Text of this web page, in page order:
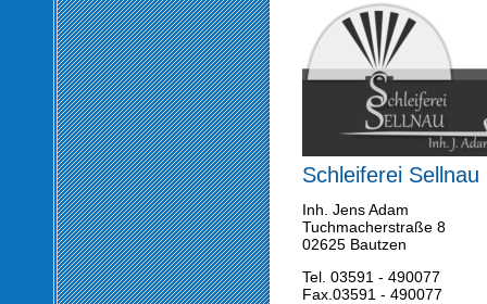
Schleiferei Sellnau
Inh. Jens Adam
Tuchmacherstraße 8
02625 Bautzen
Tel. 03591 - 490077
Fax.03591 - 490077